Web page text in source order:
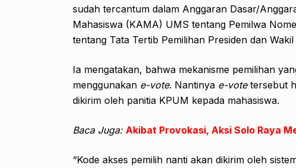
sudah tercantum dalam Anggaran Dasar/
Mahasiswa (KAMA) UMS tentang Pemilwa
tentang Tata Tertib Pemilihan Presiden dan
Ia mengatakan, bahwa mekanisme pemilihan
menggunakan ­ e-vote. Nantinya e-votetersebut
dikirim oleh panitia KPUM kepada mahasiswa.
Baca Juga: Akibat Provokasi, Aksi Solo Raya
“Kode akses pemilih nanti akan dikirim oleh